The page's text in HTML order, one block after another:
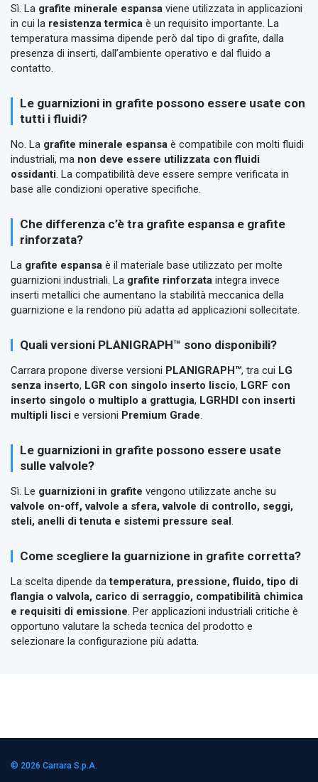
Sì. La grafite minerale espansa viene utilizzata in applicazioni
in cui la resistenza termica è un requisito importante. La
temperatura massima dipende però dal tipo di grafite, dalla
presenza di inserti, dall’ambiente operativo e dal fluido a
contatto.
Le guarnizioni in grafite possono essere usate con
tutti i fluidi?
No. La grafite minerale espansa è compatibile con molti fluidi
industriali, ma non deve essere utilizzata con fluidi
ossidanti. La compatibilità deve essere sempre verificata in
base alle condizioni operative specifiche.
Che differenza c’è tra grafite espansa e grafite
rinforzata?
La grafite espansa è il materiale base utilizzato per molte
guarnizioni industriali. La grafite rinforzata integra invece
inserti metallici che aumentano la stabilità meccanica della
guarnizione e la rendono più adatta ad applicazioni sollecitate.
Quali versioni PLANIGRAPH™ sono disponibili?
Carrara propone diverse versioni PLANIGRAPH™, tra cui LG
senza inserto, LGR con singolo inserto liscio, LGRF con
inserto singolo o multiplo a grattugia, LGRHDI con inserti
multipli lisci e versioni Premium Grade.
Le guarnizioni in grafite possono essere usate
sulle valvole?
Sì. Le guarnizioni in grafite vengono utilizzate anche su
valvole on-off, valvole a sfera, valvole di controllo, seggi,
steli, anelli di tenuta e sistemi pressure seal .
Come scegliere la guarnizione in grafite corretta?
La scelta dipende datemperatura, pressione, fluido, tipo di
flangia o valvola, carico di serraggio, compatibilità chimica
e requisiti di emissione. Per applicazioni industriali critiche è
opportuno valutare la scheda tecnica del prodotto e
selezionare la configurazione più adatta.
© 2026 Carrara S.p.A.